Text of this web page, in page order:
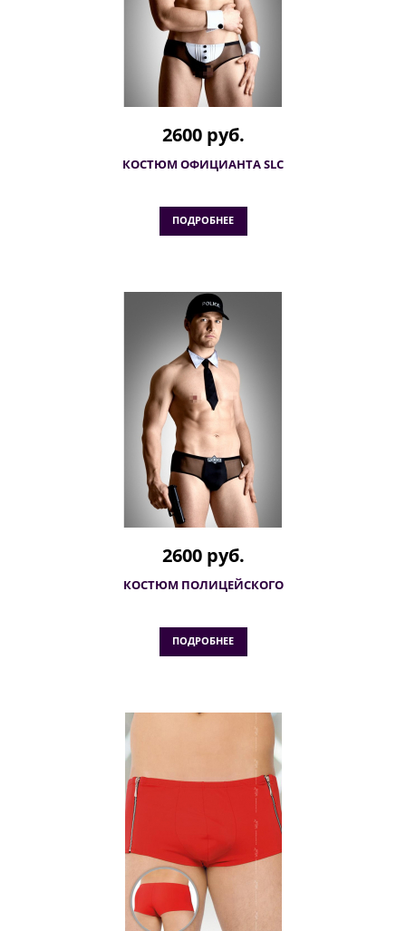
2600 руб.
КОСТЮМ ОФИЦИАНТА SLC
ПОДРОБНЕЕ
2600 руб.
КОСТЮМ ПОЛИЦЕЙСКОГО
ПОДРОБНЕЕ